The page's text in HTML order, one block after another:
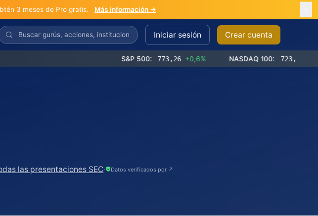
3 meses de Pro gratis. Más información →
Iniciar sesión Crear cuenta
S&P 500: 773,26 +0,6% NASDAQ 100: 723,03 +1,2%
las presentaciones SEC· Datos verificados por ↗